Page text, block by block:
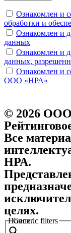
Ознакомлен и
обработки и
Ознакомлен и
данных
Ознакомлен и
данных,
Ознакомлен и
ООО «НРА»
© 2026 ООО
Все
НРА.
целях.
Поиск..
Generic filters